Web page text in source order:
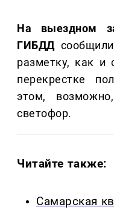
На выездном
ГИБДД
разметку, как и
перекрестке
этом,
светофор.
Читайте также:
Самарская